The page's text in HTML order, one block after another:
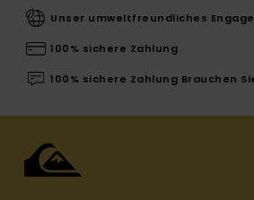
Unser umweltfreundliches
100% sichere Zahlung
100% sichere Zahlung Brauchen